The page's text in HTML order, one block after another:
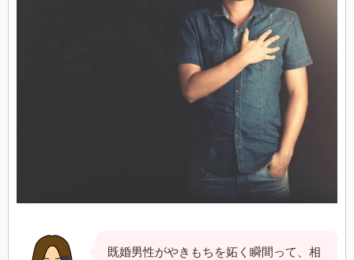
既婚男性がやきもちを妬く瞬間って、相